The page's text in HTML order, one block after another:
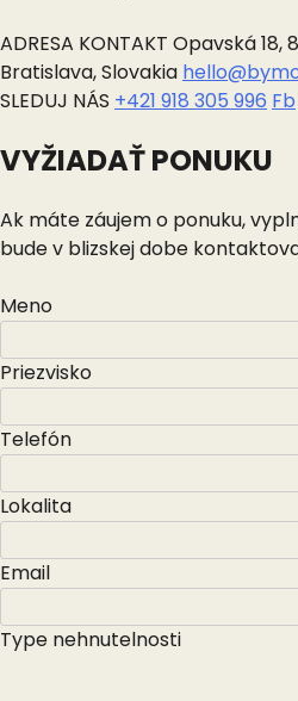
ADRESA KONTAKT Opavská 18,
Bratislava, Slovakia
SLEDUJ NÁS +421 918 305 996 Fb
VYŽIADAŤ PONUKU
Ak máte záujem o ponuku,
bude v blizskej dobe
Meno
Priezvisko
Telefón
Lokalita
Email
Type nehnutelnosti